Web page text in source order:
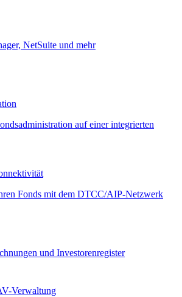
NetSuite und mehr
auf einer integrierten
Fonds mit dem DTCC/AIP-Netzwerk
und Investorenregister
Verwaltung